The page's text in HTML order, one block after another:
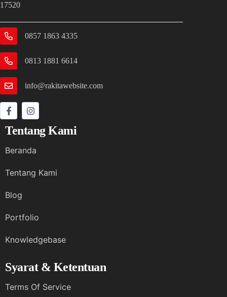
17520
0857 1863 4335
0813 1881 6614
info@rakitawebsite.com
Tentang Kami
Beranda
Tentang Kami
Blog
Portfolio
Knowledgebase
Syarat & Ketentuan
Terms Of Service